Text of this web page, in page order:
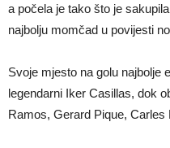
a počela je tako što je
najbolju momčad u povijesti
Svoje mjesto na golu najbolje
legendarni Iker Casillas, dok
Ramos, Gerard Pique, Carles